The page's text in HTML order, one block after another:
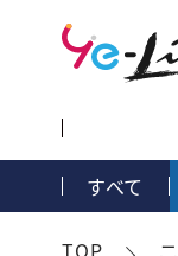
すべて